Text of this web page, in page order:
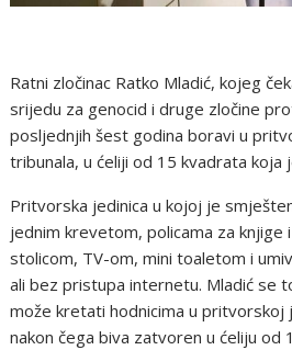
Ratni zločinac Ratko Mladić, kojeg
srijedu za genocid i druge zločine
posljednjih šest godina boravi u
tribunala, u ćeliji od 15 kvadrata koja
Pritvorska jedinica u kojoj je
jednim krevetom, policama za knjige
stolicom, TV-om, mini toaletom i
ali bez pristupa internetu. Mladić se
može kretati hodnicima u pritvorskoj
nakon čega biva zatvoren u ćeliju